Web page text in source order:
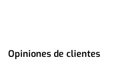
Opiniones de clientes